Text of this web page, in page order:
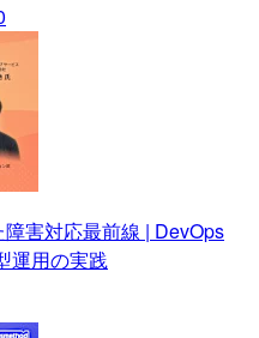
障害対応最前線 | DevOps
運用の実践